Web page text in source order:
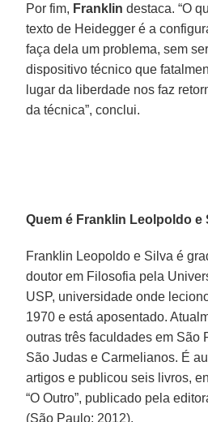
Por fim, Franklin destaca. “O
texto de Heidegger é a
faça dela um problema, sem
dispositivo técnico que
lugar da liberdade nos faz
da técnica”, conclui.
Quem é Franklin Leolpoldo e
Franklin Leopoldo e Silva é
doutor em Filosofia pela
USP, universidade onde
1970 e está aposentado.
outras três faculdades em São
São Judas e Carmelianos. É
artigos e publicou seis livros,
“O Outro”, publicado pela
(São Paulo: 2012).